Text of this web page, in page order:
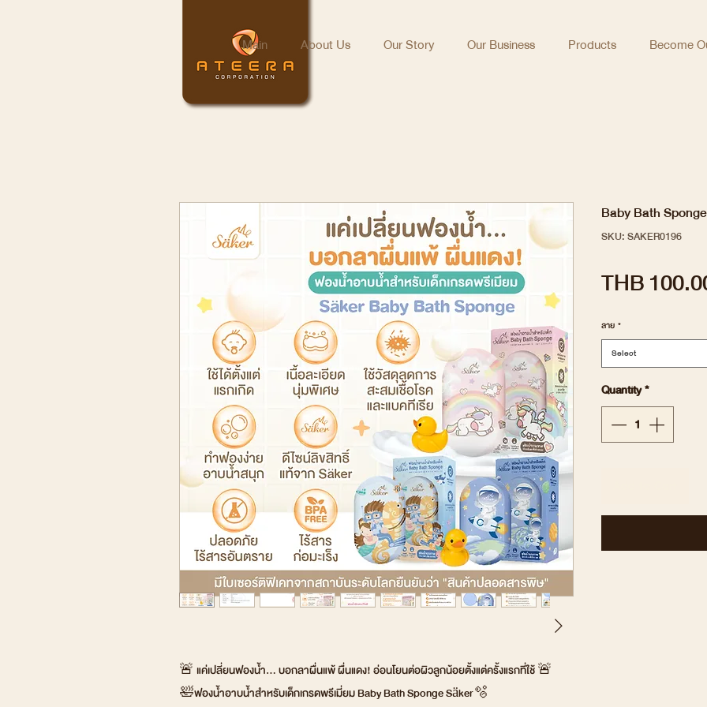
🚨 แค่เปลี่ยนฟองน้ำ... บอกลาผื่นแพ้ ผื่นแดง! อ่อนโยนต่อผิวลูกน้อยตั้งแต่ครั้งแรกที่ใช้ 🚨
🛀ฟองน้ำอาบน้ำสำหรับเด็กเกรดพรีเมี่ยม Baby Bath Sponge Säker🫧
Baby Bath
SKU: SAKER0196
THB
ลาย *
Select
Quantity*
Main About Us Our Story Our Business Products Become